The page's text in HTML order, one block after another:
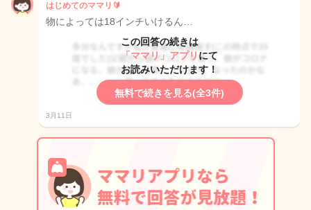
はじめてのママリ🔰
物によっては18インチいけるん…
この回答の続きは
「ママリ」アプリ にて
お読みいただけます！
無料で続きを見る(全3件)
3月11日